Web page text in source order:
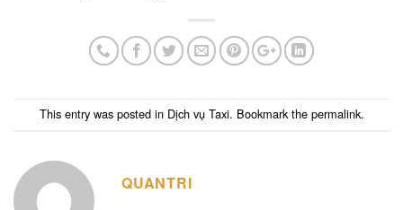
This entry was posted in Dịch vụ Taxi. Bookmark the permalink.
QUANTRI